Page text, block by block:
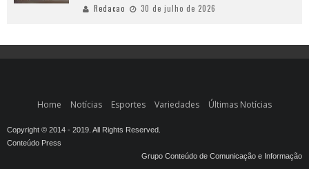
Redacao 30 de julho de 2026
Home Notícias Esportes Variedades Últimas Notícias
Copyright © 2014 - 2019. All Rights Reserved.
Conteúdo Press
Grupo Conteúdo de Comunicação e Informação